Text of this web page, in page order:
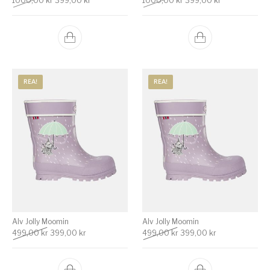
REA!
Alv Jolly Moomin
499,00kr Det ursprungliga priset var: 499,00 kr.
399,00 krDet nuvarande priset är: 399,00 kr.
REA!
Alv Jolly Moomin
499,00kr Det ursprungliga priset
399,00 krDet